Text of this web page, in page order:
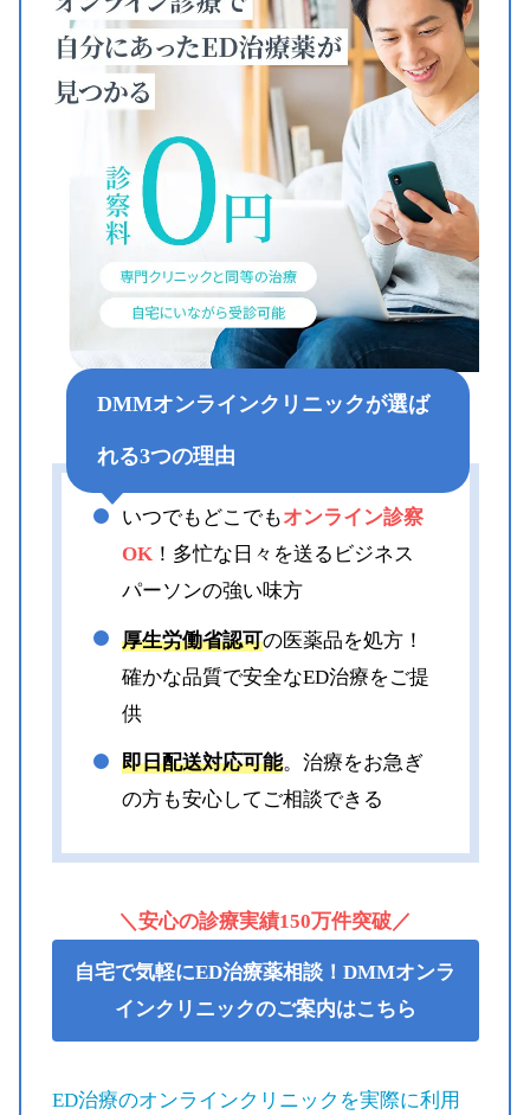
DMMオンラインクリニックが選ば
れる3つの理由
いつでもどこでもオンライン診察
OK！多忙な日々を送るビジネス
パーソンの強い味方
厚生労働省認可の医薬品を処方！
確かな品質で安全なED治療をご提
供
即日配送対応可能。治療をお急ぎ
の方も安心してご相談できる
＼安心の診療実績150万件突破／
自宅で気軽にED治療薬相談 ！DMMオンラ
インクリニックのご案内はこちら
ED治療のオンラインクリニックを実際に利用